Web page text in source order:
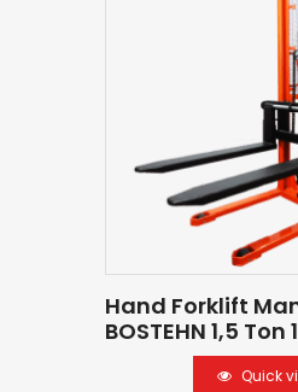
Hand Forklift
BOSTEHN 1,5 Ton
Quick